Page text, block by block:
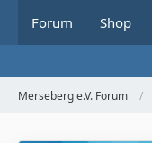
Forum Shop
Merseberg e.V. Forum